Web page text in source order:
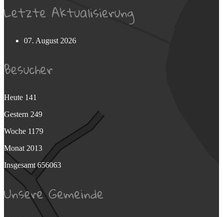
Letzte Aktualisierung
07. August 2026
Besucher
Heute 141
Gestern 249
Woche 1179
Monat 2013
Insgesamt656063
Unsere Gemeinde